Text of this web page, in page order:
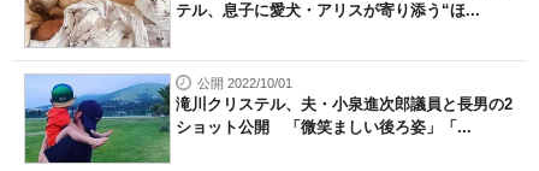
テル、息子に愛犬・アリスが寄り添う“ほ...
公開 2022/10/01
滝川クリステル、夫・小泉進次郎議員と長男の2
ショット公開 「微笑ましい後ろ姿」「...